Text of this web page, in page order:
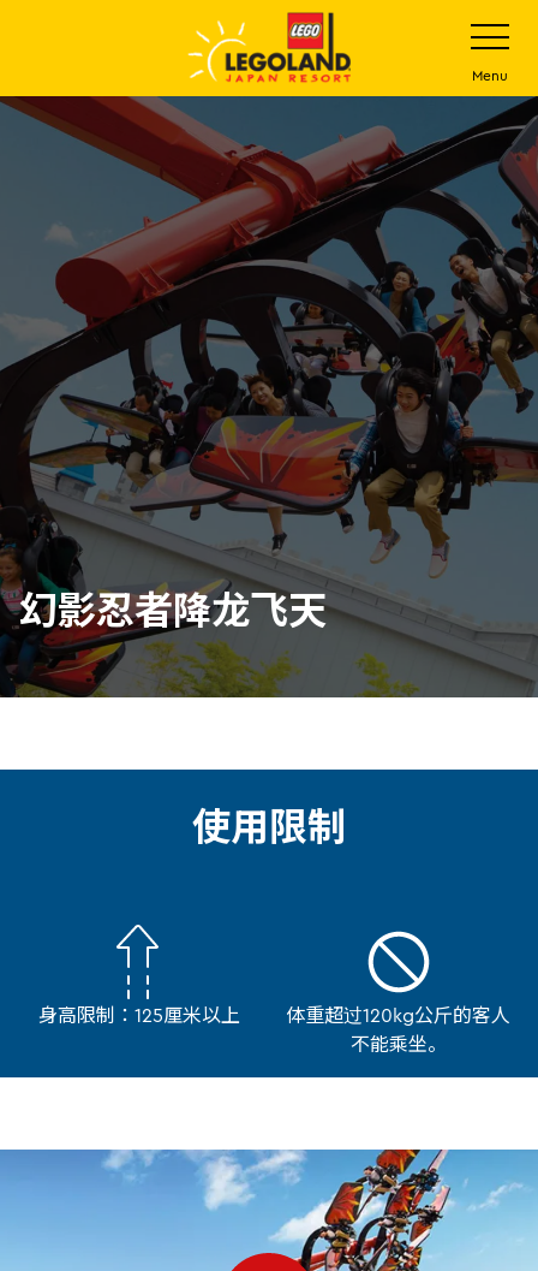
主
打
开
网
站
菜
单
Menu
幻影忍者降龙飞天
使用限制
身高限制：125厘米以上
体重超过120kg公斤的客人
不能乘坐。